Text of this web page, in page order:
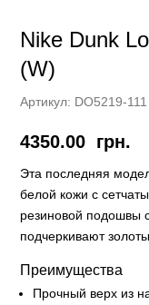
Nike Dunk
(W)
Артикул: DO5219-111
4350.00 грн.
Этa последняя
белой кожи с
резиновой подошвы
подчеркивают
Преимущества
Прочный верх из